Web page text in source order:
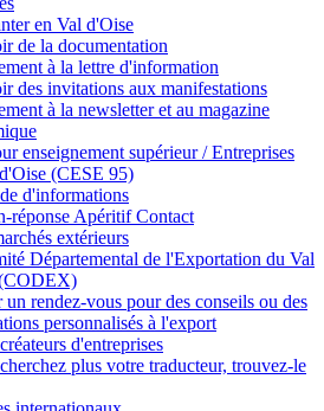
en Val d'Oise
de la documentation
à la lettre d'information
des invitations aux manifestations
à la newsletter et au magazine
enseignement supérieur / Entreprises
(CESE 95)
d'informations
réponse Apéritif Contact
extérieurs
Départemental de l'Exportation du Val
un rendez-vous pour des conseils ou des
personnalisés à l'export
d'entreprises
plus votre traducteur, trouvez-le